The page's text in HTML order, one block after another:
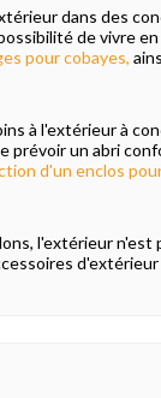
dans des
de vivre
pour cobayes,
à l'extérieur à
prévoir un abri
d'un enclos
l'extérieur